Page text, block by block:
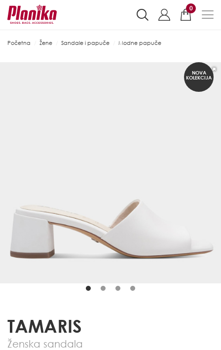
0
Početna Žene Sandale i papuče Modne papuče
NOVA
KOLEKCIJA
TAMARIS
Ženska sandala